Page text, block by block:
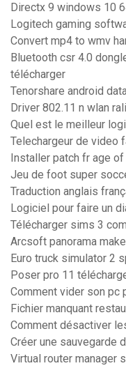
Directx 9 windows 10
Logitech gaming
Convert mp4 to wmv
Bluetooth csr 4.0
télécharger
Tenorshare android
Driver 802.11 n wlan
Quel est le meilleur
Telechargeur de video
Installer patch fr age
Jeu de foot super
Traduction anglais
Logiciel pour faire un
Télécharger sims 3
Arcsoft panorama
Euro truck simulator 2
Poser pro 11
Comment vider son pc
Fichier manquant
Comment désactiver
Créer une sauvegarde
Virtual router manager